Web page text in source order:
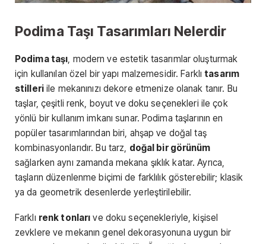
Podima Taşı Tasarımları Nelerdir
Podima taşı, modern ve estetik tasarımlar oluşturmak
için kullanılan özel bir yapı malzemesidir. Farklıtasarım
stilleriile mekanınızı dekore etmenize olanak tanır. Bu
taşlar, çeşitli renk, boyut ve doku seçenekleri ile çok
yönlü bir kullanım imkanı sunar. Podima taşlarının en
popüler tasarımlarından biri, ahşap ve doğal taş
kombinasyonlarıdır. Bu tarz, doğal bir görünüm
sağlarken aynı zamanda mekana şıklık katar. Ayrıca,
taşların düzenlenme biçimi de farklılık gösterebilir; klasik
ya da geometrik desenlerde yerleştirilebilir.
Farklı renk tonları ve doku seçenekleriyle, kişisel
zevklere ve mekanın genel dekorasyonuna uygun bir